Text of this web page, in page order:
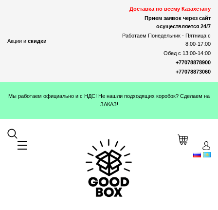
Акции и скидки
Доставка по всему Казахстану
Прием заявок через сайт
осуществляется 24/7
Работаем Понедельник - Пятница с
8:00-17:00
Обед с 13:00-14:00
+77078878900
+77078873060
Мы работаем официально и с НДС! Не нашли подходящих коробок? Сделаем на
ЗАКАЗ!